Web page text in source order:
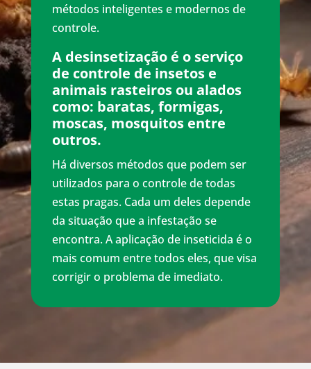
métodos inteligentes e modernos de
controle.
A desinsetização é o serviço
de controle de insetos e
animais rasteiros ou alados
como: baratas, formigas,
moscas, mosquitos entre
outros.
Há diversos métodos que podem ser
utilizados para o controle de todas
estas pragas. Cada um deles depende
da situação que a infestação se
encontra. A aplicação de inseticida é o
mais comum entre todos eles, que visa
corrigir o problema de imediato.